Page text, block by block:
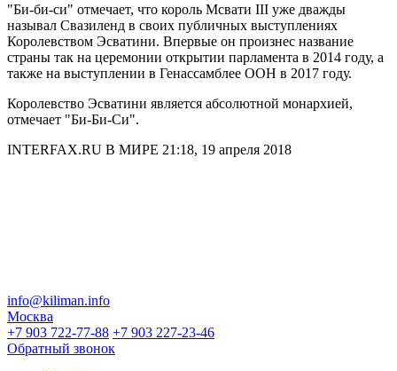
"Би-би-си" отмечает, что король Мсвати III уже дважды
называл Свазиленд в своих публичных выступлениях
Королевством Эсватини. Впервые он произнес название
страны так на церемонии открытии парламента в 2014 году, а
также на выступлении в Генассамблее ООН в 2017 году.
Королевство Эсватини является абсолютной монархией,
отмечает "Би-Би-Си".
INTERFAX.RU В МИРЕ 21:18, 19 апреля 2018
info@kiliman.info
Москва
+7 903 722-77-88 +7 903 227-23-46
Обратный звонок